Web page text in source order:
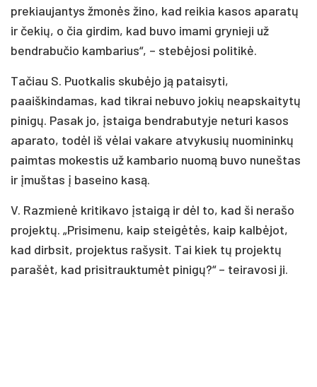
prekiaujantys žmonės žino, kad reikia kasos aparatų
ir čekių, o čia girdim, kad buvo imami grynieji už
bendrabučio kambarius“, – stebėjosi politikė.
Tačiau S. Puotkalis skubėjo ją pataisyti,
paaiškindamas, kad tikrai nebuvo jokių neapskaitytų
pinigų. Pasak jo, įstaiga bendrabutyje neturi kasos
aparato, todėl iš vėlai vakare atvykusių nuomininkų
paimtas mokestis už kambario nuomą buvo nuneštas
ir įmuštas į baseino kasą.
V. Razmienė kritikavo įstaigą ir dėl to, kad ši nerašo
projektų. „Prisimenu, kaip steigėtės, kaip kalbėjot,
kad dirbsit, projektus rašysit. Tai kiek tų projektų
parašėt, kad prisitrauktumėt pinigų?“ – teiravosi ji.